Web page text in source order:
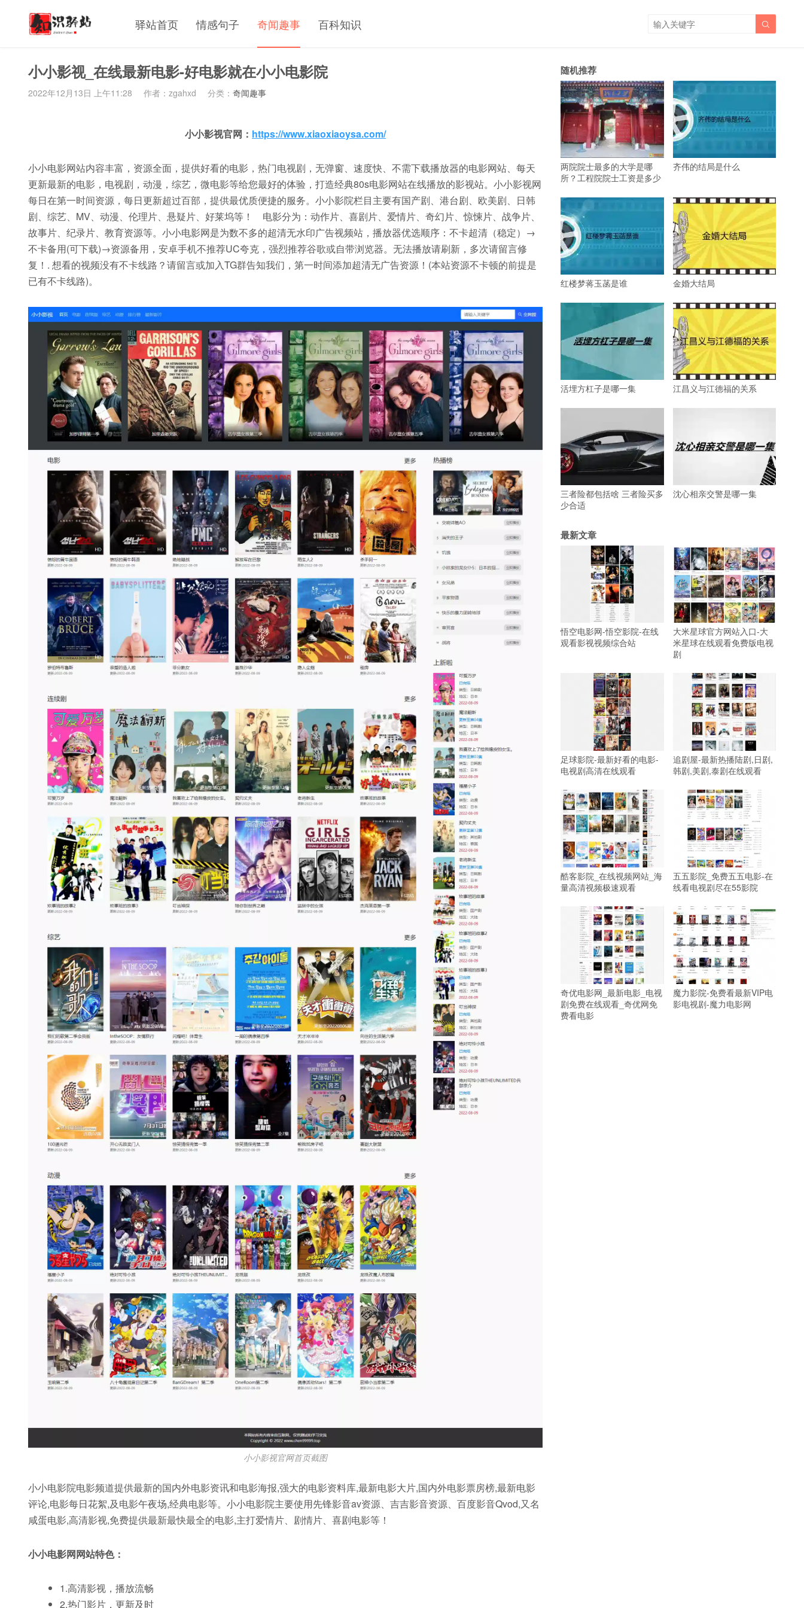
驿站首页 情感句子 奇闻趣事 百科知识 
小小影视_在线最新电影-好电影就在小小电影院
2022年12月13日 上午11:28 作者：zgahxd 分类： 奇闻趣事
小小影视官网： https://www.xiaoxiaoysa.com/
小小电影网站内容丰富，资源全面，提供好看的电影，热门电视剧，无弹窗、速度快、不需下载播放器的电影网站、每天
更新最新的电影，电视剧，动漫，综艺，微电影等给您最好的体验，打造经典80s电影网站在线播放的影视站。小小影视网
每日在第一时间资源，每日更新超过百部，提供最优质便捷的服务。小小影院栏目主要有国产剧、港台剧、欧美剧、日韩
剧、综艺、MV、动漫、伦理片、悬疑片、好莱坞等！ 电影分为：动作片、喜剧片、爱情片、奇幻片、惊悚片、战争片、
故事片、纪录片、教育资源等。小小电影网是为数不多的超清无水印广告视频站，播放器优选顺序：不卡超清（稳定）→
不卡备用(可下载)→资源备用，安卓手机不推荐UC夸克，强烈推荐谷歌或自带浏览器。无法播放请刷新，多次请留言修
复！. 想看的视频没有不卡线路？请留言或加入TG群告知我们，第一时间添加超清无广告资源！(本站资源不卡顿的前提是
已有不卡线路)。
小小影视官网首页截图
小小电影院电影频道提供最新的国内外电影资讯和电影海报,强大的电影资料库,最新电影大片,国内外电影票房榜,最新电影
评论,电影每日花絮,及电影午夜场,经典电影等。小小电影院主要使用先锋影音av资源、吉吉影音资源、百度影音Qvod,又名
咸蛋电影,高清影视,免费提供最新最快最全的电影,主打爱情片、剧情片、喜剧电影等！
小小电影网网站特色：
1.高清影视，播放流畅
2.热门影片，更新及时
随机推荐
两院院士最多的大学是哪
所？工程院院士工资是多少
齐伟的结局是什么
红楼梦蒋玉菡是谁 金婚大结局
活埋方杠子是哪一集 江昌义与江德福的关系
三者险都包括啥 三者险买多
少合适
沈心相亲交警是哪一集
最新文章
悟空电影网-悟空影院-在线
观看影视视频综合站
大米星球官方网站入口-大
米星球在线观看免费版电视
剧
足球影院-最新好看的电影-
电视剧高清在线观看
追剧屋-最新热播陆剧,日剧,
韩剧,美剧,泰剧在线观看
酷客影院_在线视频网站_海
量高清视频极速观看
五五影院_免费五五电影-在
线看电视剧尽在55影院
奇优电影网_最新电影_电视
剧免费在线观看_奇优网免
费看电影
魔力影院-免费看最新VIP电
影电视剧-魔力电影网